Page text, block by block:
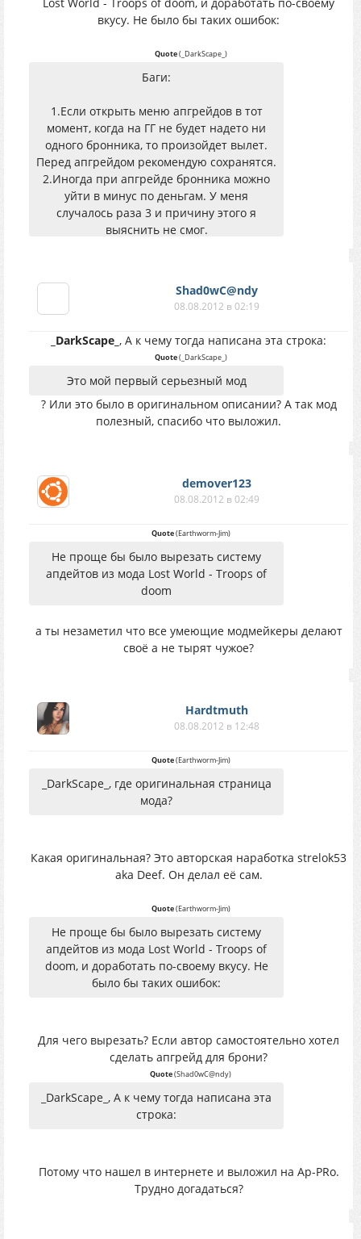
вкусу. Не было бы таких ошибок:
Quote(_DarkScape_ )
Баги:
1.Если открыть меню апгрейдов в тот
момент, когда на ГГ не будет надето ни
одного бронника, то произойдет вылет.
Перед апгрейдом рекомендую сохранятся.
2.Иногда при апгрейде бронника можно
уйти в минус по деньгам. У меня
случалось раза 3 и причину этого я
выяснить не смог.
которого модификация не предусмотрена,
откроется пустое окно.
4.Могут быть ошибки или неточности в
Shad0wC@ndy
08.08.2012 в 02:19
_DarkScape_ , А к чему тогда написана эта строка:
Quote(_DarkScape_ )
Это мой первый серьезный мод
? Или это было в оригинальном описании? А так мод
полезный, спасибо что выложил.
demover123
08.08.2012 в 02:49
Quote(Earthworm-Jim)
Не проще бы было вырезать систему
апдейтов из мода Lost World - Troops of
doom
а ты незаметил что все умеющие модмейкеры делают
своё а не тырят чужое?
Hardtmuth
08.08.2012 в 12:48
Quote(Earthworm-Jim)
_DarkScape_, где оригинальная страница
мода?
Какая оригинальная? Это авторская наработка strelok53
aka Deef. Он делал её сам.
Quote(Earthworm-Jim)
Не проще бы было вырезать систему
апдейтов из мода Lost World - Troops of
doom, и доработать по-своему вкусу. Не
было бы таких ошибок:
Для чего вырезать? Если автор самостоятельно хотел
сделать апгрейд для брони?
Quote(Shad0wC@ndy)
_DarkScape_, А к чему тогда написана эта
строка:
Потому что нашел в интернете и выложил на Ap-PRo.
Трудно догадаться?